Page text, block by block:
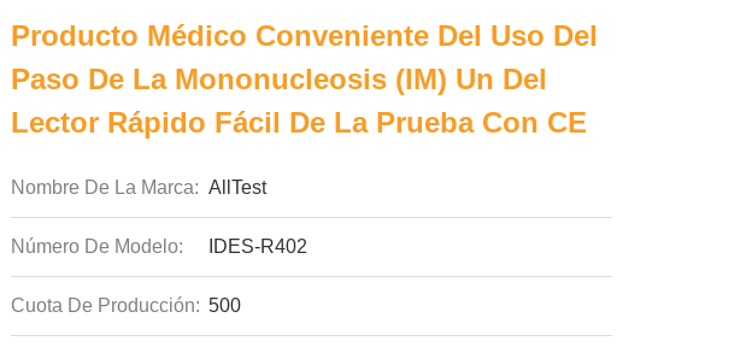
Producto Médico Conveniente Del Uso Del
Paso De La Mononucleosis (IM) Un Del
Lector Rápido Fácil De La Prueba Con CE
Nombre De La Marca: AllTest
Número De Modelo: IDES-R402
Cuota De Producción: 500